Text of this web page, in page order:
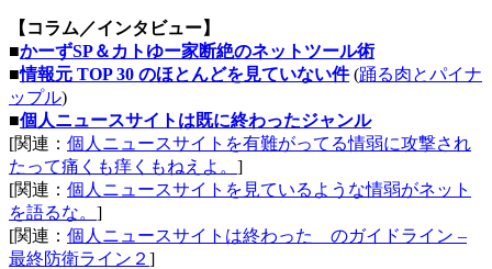
【コラム／インタビュー】
■かーずSP＆カトゆー家断絶のネットツール術
■情報元 TOP 30 のほとんどを見ていない件(踊る肉とパイナ
ップル)
■個人ニュースサイトは既に終わったジャンル
[関連： 個人ニュースサイトを有難がってる情弱に攻撃され
たって痛くも痒くもねえよ。 ]
[関連： 個人ニュースサイトを見ているような情弱がネット
を語るな。 ]
[関連： 個人ニュースサイトは終わった のガイドライン –
最終防衛ライン２ ]